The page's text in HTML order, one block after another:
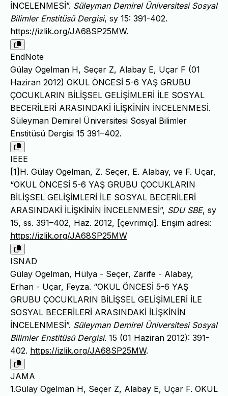
İNCELENMESİ”. Süleyman Demirel Üniversitesi Sosyal
Bilimler Enstitüsü Dergisi, sy 15: 391-402.
https://izlik.org/JA68SP25MW.
EndNote
Gülay Ogelman H, Seçer Z, Alabay E, Uçar F (01
Haziran 2012) OKUL ÖNCESİ 5-6 YAŞ GRUBU
ÇOCUKLARIN BİLİŞSEL GELİŞİMLERİ İLE SOSYAL
BECERİLERİ ARASINDAKİ İLİŞKİNİN İNCELENMESİ.
Süleyman Demirel Üniversitesi Sosyal Bilimler
Enstitüsü Dergisi 15 391–402.
IEEE
[1]H. Gülay Ogelman, Z. Seçer, E. Alabay, ve F. Uçar,
“OKUL ÖNCESİ 5-6 YAŞ GRUBU ÇOCUKLARIN
BİLİŞSEL GELİŞİMLERİ İLE SOSYAL BECERİLERİ
ARASINDAKİ İLİŞKİNİN İNCELENMESİ”, SDU SBE, sy
15, ss. 391–402, Haz. 2012, [çevrimiçi]. Erişim adresi:
https://izlik.org/JA68SP25MW
ISNAD
Gülay Ogelman, Hülya - Seçer, Zarife - Alabay,
Erhan - Uçar, Feyza. “OKUL ÖNCESİ 5-6 YAŞ
GRUBU ÇOCUKLARIN BİLİŞSEL GELİŞİMLERİ İLE
SOSYAL BECERİLERİ ARASINDAKİ İLİŞKİNİN
İNCELENMESİ”. Süleyman Demirel Üniversitesi Sosyal
Bilimler Enstitüsü Dergisi. 15 (01 Haziran 2012): 391-
402. https://izlik.org/JA68SP25MW.
JAMA
1.Gülay Ogelman H, Seçer Z, Alabay E, Uçar F. OKUL